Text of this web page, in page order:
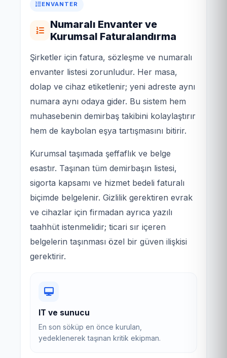
ENVANTER
Numaralı Envanter ve
Kurumsal Faturalandırma
Şirketler için fatura, sözleşme ve numaralı
envanter listesi zorunludur. Her masa,
dolap ve cihaz etiketlenir; yeni adreste aynı
numara aynı odaya gider. Bu sistem hem
muhasebenin demirbaş takibini kolaylaştırır
hem de kaybolan eşya tartışmasını bitirir.
Kurumsal taşımada şeffaflık ve belge
esastır. Taşınan tüm demirbaşın listesi,
sigorta kapsamı ve hizmet bedeli faturalı
biçimde belgelenir. Gizlilik gerektiren evrak
ve cihazlar için firmadan ayrıca yazılı
taahhüt istenmelidir; ticari sır içeren
belgelerin taşınması özel bir güven ilişkisi
gerektirir.
IT ve sunucu
En son söküp en önce kurulan,
yedeklenerek taşınan kritik ekipman.